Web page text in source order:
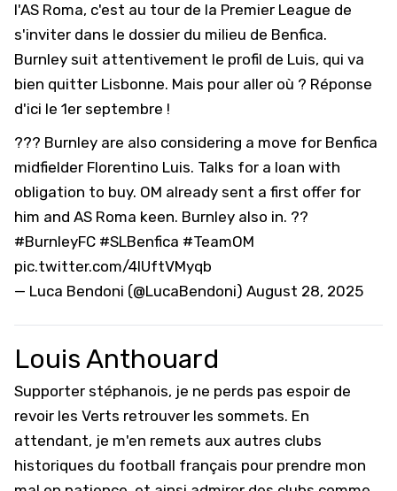
l'AS Roma, c'est au tour de la Premier League de
s'inviter dans le dossier du milieu de Benfica.
Burnley suit attentivement le profil de Luis, qui va
bien quitter Lisbonne. Mais pour aller où ? Réponse
d'ici le 1er septembre !
??? Burnley are also considering a move for Benfica
midfielder Florentino Luis. Talks for a loan with
obligation to buy. OM already sent a first offer for
him and AS Roma keen. Burnley also in. ??
#BurnleyFC #SLBenfica #TeamOM
pic.twitter.com/4lUftVMyqb
— Luca Bendoni (@LucaBendoni) August 28, 2025
Louis Anthouard
Supporter stéphanois, je ne perds pas espoir de
revoir les Verts retrouver les sommets. En
attendant, je m'en remets aux autres clubs
historiques du football français pour prendre mon